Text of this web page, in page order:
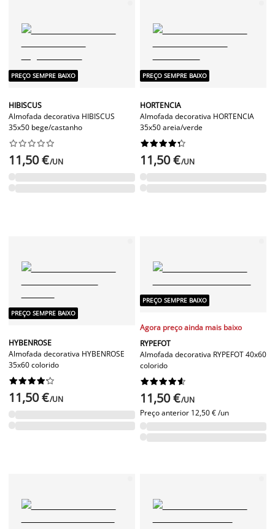
PREÇO SEMPRE BAIXO
HIBISCUS
Almofada decorativa HIBISCUS
35x50 bege/castanho






11,50 €/UN
PREÇO SEMPRE BAIXO
HORTENCIA
Almofada decorativa HORTENCIA
35x50 areia/verde






11,50 €/UN
PREÇO SEMPRE BAIXO
HYBENROSE
Almofada decorativa HYBENROSE
35x60 colorido






11,50 €/UN
PREÇO SEMPRE BAIXO
Agora preço ainda mais baixo
RYPEFOT
Almofada decorativa RYPEFOT 40x60
colorido






11,50 €/UN
Preço anterior 12,50 € /un